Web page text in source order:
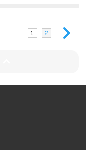
1 2